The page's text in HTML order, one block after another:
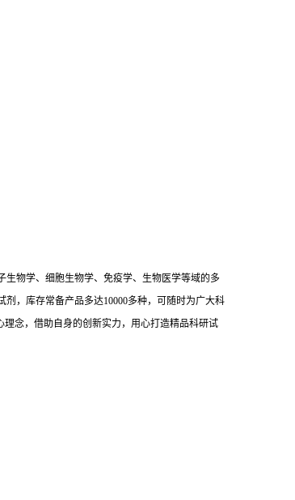
物学、细胞生物学、免疫学、生物医学等域的多
，库存常备产品多达10000多种，可随时为广大科
念，借助自身的创新实力，用心打造精品科研试